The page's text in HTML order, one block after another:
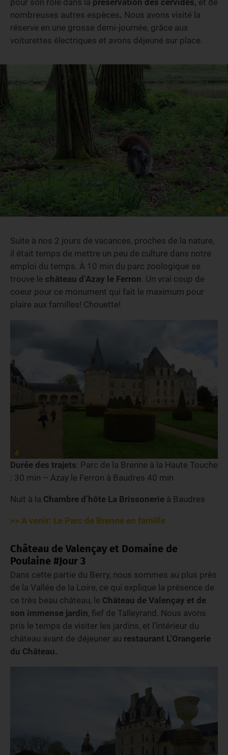
nombreuses autres espèces. Nous avons visité la
réserve en une grosse demi-journée, grâce aux
voiturettes électriques et avons déjeuné sur place.
Suite à nos 2 jours de vacances, proches de la nature,
il était temps de mettre un peu de culture dans notre
emploi du temps. À 10 min du parc zoologique se
trouve le château d’Azay le Ferron. Un vrai coup de
coeur pour ce monument qui fait le maximum pour
plaire aux familles! Chouette!
Durée des trajets: Parc de la Brenne à la Haute Touche
: 30 min – Azay le Ferron à Baudres 40 min
Nuit à la Chambre d’hôte La Brissonerie à Baudres
>> A venir: Le Parc de Brenne en famille
Château de Valençay et Domaine de
Poulaine #Jour 3
Dans cette partie du Berry, nous sommes au plus près
de la Vallée de la Loire, ce qui explique la présence de
ce très beau château, le Château de Valençay et de
son immense jardin, fief de Talleyrand. Nous avons
pris le temps de visiter les jardins, et l’intérieur du
château avant de déjeuner au restaurant L’Orangerie
du Château.